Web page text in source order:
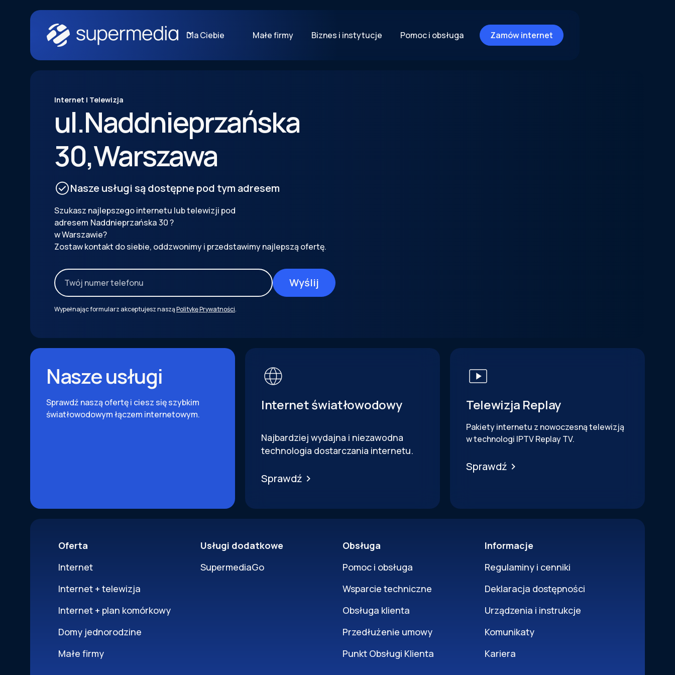
Dla Ciebie Małe firmy Biznes i instytucje Pomoc i obsługa Zamów internet
Internet | Telewizja
ul.Naddnieprzańska
30,Warszawa
Nasze usługi są dostępne pod tym adresem
Szukasz najlepszego internetu lub telewizji pod
adresem Naddnieprzańska30?
w Warszawie?
Zostaw kontakt do siebie, oddzwonimy i przedstawimy najlepszą ofertę.
Wypełnając formularz akceptujesz nasząPolitykę Prywatności.
Nasze usługi
Sprawdź naszą ofertę i ciesz się szybkim
światłowodowym łączem internetowym.
Internet światłowodowy
Najbardziej wydajna i niezawodna
technologia dostarczania internetu.
Sprawdź
Telewizja Replay
Pakiety internetu z nowoczesną telewizją
w technologi IPTV Replay TV.
Sprawdź
Oferta
Internet
Internet + telewizja
Internet + plan komórkowy
Domy jednorodzine
Małe firmy
Usługi dodatkowe
SupermediaGo
Obsługa
Pomoc i obsługa
Wsparcie techniczne
Obsługa klienta
Przedłużenie umowy
Punkt Obsługi Klienta
Informacje
Regulaminy i cenniki
Deklaracja dostępności
Urządzenia i instrukcje
Komunikaty
Kariera